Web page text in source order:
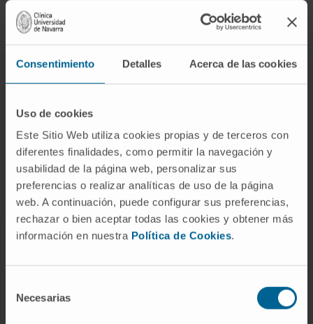
Consentimiento Detalles Acerca de las cookies
Uso de cookies
Este Sitio Web utiliza cookies propias y de terceros con
diferentes finalidades, como permitir la navegación y
usabilidad de la página web, personalizar sus
preferencias o realizar analíticas de uso de la página
web. A continuación, puede configurar sus preferencias,
rechazar o bien aceptar todas las cookies y obtener más
información en nuestra Política de Cookies.
Necesarias
ENFERMEDADES Y TRATAMIENTOS
Enfermedades
Pruebas diagnósticas
Tratamientos
Cuidados en casa
Chequeos y salud
Conozca a los profesionales